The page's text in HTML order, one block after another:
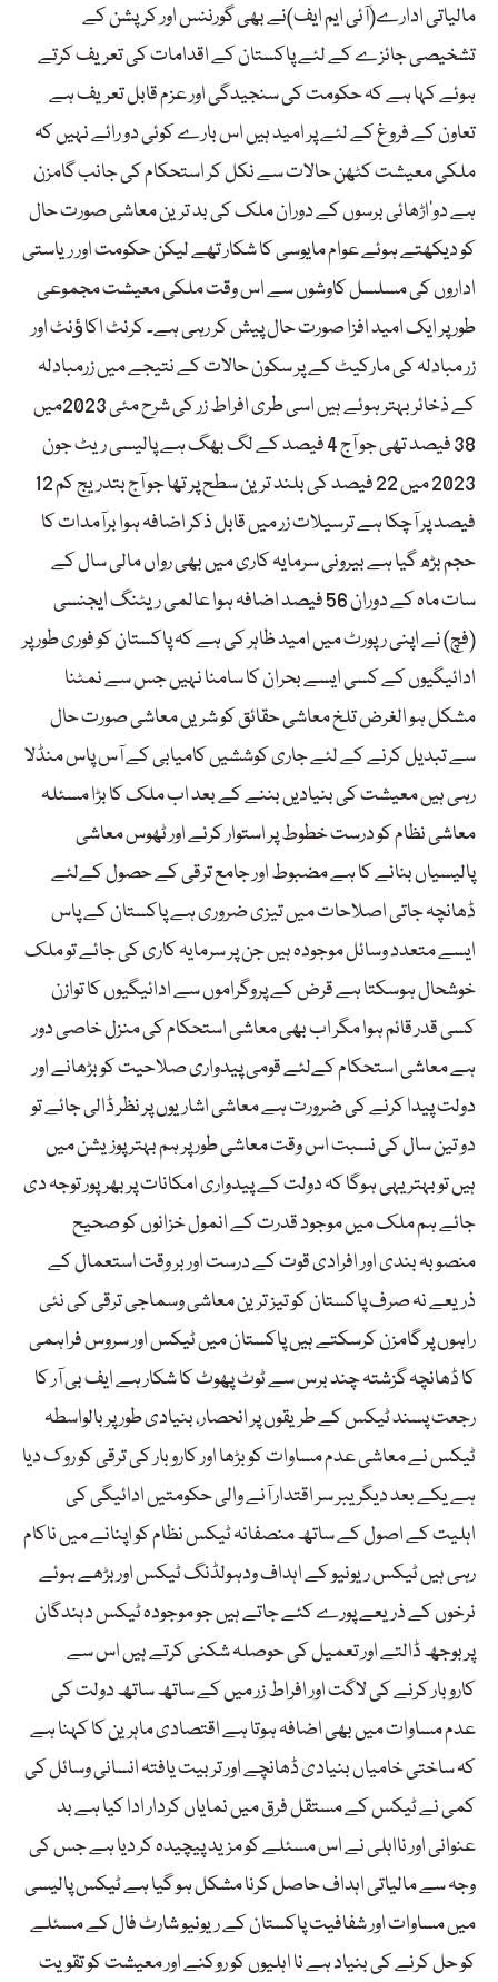
مالیاتی ادارے(آئی ایم ایف)نے بھی گورننس اور کرپشن کے
تشخیصی جائزے کے لئے پاکستان کے اقدامات کی تعریف کرتے
ہوئے کہا ہے کہ حکومت کی سنجیدگی اور عزم قابل تعریف ہے
تعاون کے فروغ کے لئے پر امید ہیں اس بارے کوئی دو رائے نہیں کہ
ملکی معیشت کٹھن حالات سے نکل کر استحکام کی جانب گامزن
ہے دو’اڑھائی برسوں کے دوران ملک کی بد ترین معاشی صورت حال
کو دیکھتے ہوئے عوام مایوسی کا شکار تھے لیکن حکومت اور ریاستی
اداروں کی مسلسل کاوشوں سے اس وقت ملکی معیشت مجموعی
طور پر ایک امید افزا صورت حال پیش کر رہی ہے۔ کرنٹ اکاﺅنٹ اور
زر مبادلہ کی مارکیٹ کے پر سکون حالات کے نتیجے میں زرمبادلہ
کے ذخائر بہتر ہوئے ہیں اسی طری افراط زر کی شرح مئی 2023میں
38 فیصد تھی جو آج 4 فیصد کے لگ بھگ ہے پالیسی ریٹ جون
2023 میں 22 فیصد کی بلند ترین سطح پر تھا جو آج بتدریج کم 12
فیصد پر آچکا ہے ترسیلات زر میں قابل ذکر اضافہ ہوا برآمدات کا
حجم بڑھ گیا ہے بیرونی سرمایہ کاری میں بھی رواں مالی سال کے
سات ماہ کے دوران 56 فیصد اضافہ ہوا عالمی ریٹنگ ایجنسی
(فچ) نے اپنی رپورٹ میں امید ظاہر کی ہے کہ پاکستان کو فوری طور پر
ادائیگیوں کے کسی ایسے بحران کا سامنا نہیں جس سے نمٹنا
مشکل ہو الغرض تلخ معاشی حقائق کو شریں معاشی صورت حال
سے تبدیل کرنے کے لئے جاری کوششیں کامیابی کے آس پاس منڈلا
رہی ہیں معیشت کی بنیادیں بننے کے بعد اب ملک کا بڑا مسئلہ
معاشی نظام کو درست خطوط پر استوار کرنے اور ٹھوس معاشی
پالیسیاں بنانے کا ہے مضبوط اور جامع ترقی کے حصول کےلئے
ڈھانچہ جاتی اصلاحات میں تیزی ضروری ہے پاکستان کے پاس
ایسے متعدد وسائل موجودہ ہیں جن پر سرمایہ کاری کی جائے تو ملک
خوشحال ہوسکتا ہے قرض کے پروگراموں سے ادائیگیوں کا توازن
کسی قدر قائم ہوا مگر اب بھی معاشی استحکام کی منزل خاصی دور
ہے معاشی استحکام کےلئے قومی پیدواری صلاحیت کو بڑھانے اور
دولت پیدا کرنے کی ضرورت ہے معاشی اشاریوں پر نظر ڈالی جائے تو
دو تین سال کی نسبت اس وقت معاشی طور پر ہم بہتر پوزیشن میں
ہیں تو بہتر یہی ہوگا کہ دولت کے پیدواری امکانات پر بھرپور توجہ دی
جائے ہم ملک میں موجود قدرت کے انمول خزانوں کو صحیح
منصوبہ بندی اور افرادی قوت کے درست اور بر وقت استعمال کے
ذریعے نہ صرف پاکستان کو تیز ترین معاشی وسماجی ترقی کی نئی
راہوں پر گامزن کرسکتے ہیں پاکستان میں ٹیکس اور سروس فراہمی
کا ڈھانچہ گزشتہ چند برس سے ٹوٹ پھوٹ کا شکار ہے ایف بی آر کا
رجعت پسند ٹیکس کے طریقوں پر انحصار، بنیادی طور پر بالواسطہ
ٹیکس نے معاشی عدم مساوات کو بڑھا اور کاروبار کی ترقی کو رو ک دیا
ہے یکے بعد دیگر یبر سر اقتدار آنے والی حکومتیں ادائیگی کی
اہلیت کے اصول کے ساتھ منصفانہ ٹیکس نظام کو اپنانے میں ناکام
رہی ہیں ٹیکس ریونیو کے اہداف ودہولڈنگ ٹیکس اور بڑھے ہوئے
نرخوں کے ذریعے پورے کئے جاتے ہیں جو موجودہ ٹیکس دہندگان
پر بوجھ ڈالتے اور تعمیل کی حوصلہ شکنی کرتے ہیں اس سے
کاروبار کرنے کی لاگت اور افراط زر میں کے ساتھ ساتھ دولت کی
عدم مساوات میں بھی اضافہ ہوتا ہے اقتصادی ماہرین کا کہنا ہے
کہ ساختی خامیاں بنیادی ڈھانچے اور تربیت یافتہ انسانی وسائل کی
کمی نے ٹیکس کے مستقل فرق میں نمایاں کردار ادا کیا ہے بد
عنوانی اور نااہلی نے اس مسئلے کو مزید پیچیدہ کر دیا ہے جس کی
وجہ سے مالیاتی اہداف حاصل کرنا مشکل ہو گیا ہے ٹیکس پالیسی
میں مساوات اور شفافیت پاکستان کے ریونیو شارٹ فال کے مسئلے
کو حل کرنے کی بنیاد ہے نا اہلیوں کو روکنے اور معیشت کو تقویت